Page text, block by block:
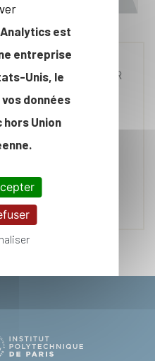
MASTER
est
entreprise
Unis, le
données
Union